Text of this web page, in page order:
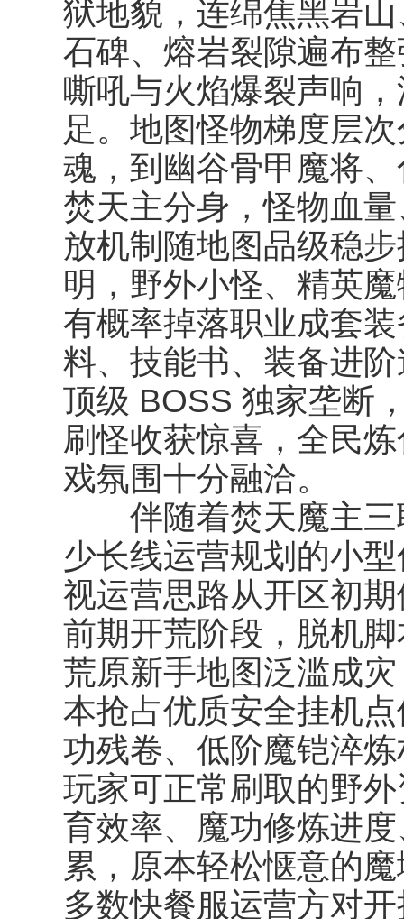
狱地貌，连绵焦黑岩
石碑、熔岩裂隙遍布
嘶吼与火焰爆裂声响
足。地图怪物梯度层
魂，到幽谷骨甲魔将
焚天主分身，怪物血
放机制随地图品级稳
明，野外小怪、精英
有概率掉落职业成套
料、技能书、装备进
顶级 BOSS 独家垄断
刷怪收获惊喜，全民
戏氛围十分融洽。
伴随着焚天魔主三
少长线运营规划的小
视运营思路从开区初
前期开荒阶段，脱机
荒原新手地图泛滥成
本抢占优质安全挂机
功残卷、低阶魔铠淬
玩家可正常刷取的野
育效率、魔功修炼进
累，原本轻松惬意的
多数快餐服运营方对